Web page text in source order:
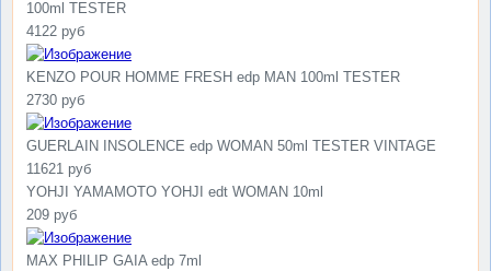
100ml TESTER
4122 руб
KENZO POUR HOMME FRESH edp MAN 100ml TESTER
2730 руб
GUERLAIN INSOLENCE edp WOMAN 50ml TESTER VINTAGE
11621 руб
YOHJI YAMAMOTO YOHJI edt WOMAN 10ml
209 руб
MAX PHILIP GAIA edp 7ml